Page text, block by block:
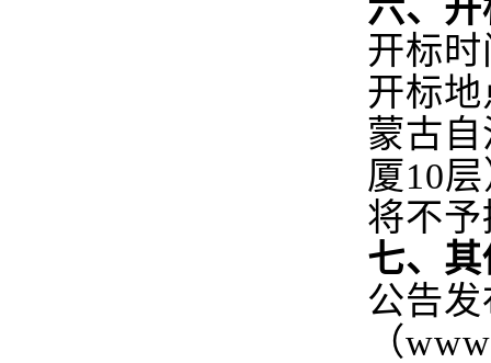
六、
开标时
开标
蒙古
厦10
将不
七、其
公告
（